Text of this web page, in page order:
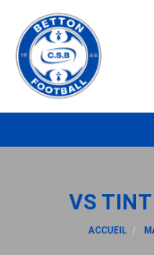
VS
ACCUEIL
Panneau de gestion des